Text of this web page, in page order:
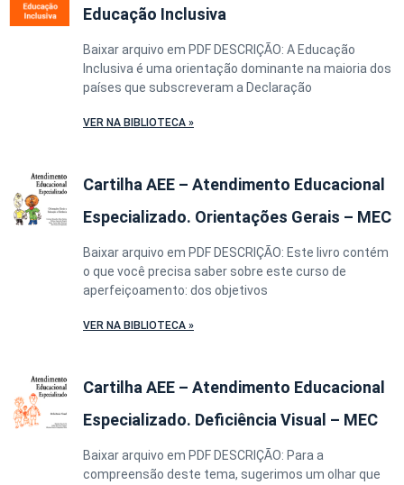
Educação Inclusiva
Baixar arquivo em PDF DESCRIÇÃO: A Educação
Inclusiva é uma orientação dominante na maioria dos
países que subscreveram a Declaração
VER NA BIBLIOTECA »
Cartilha AEE – Atendimento Educacional
Especializado. Orientações Gerais – MEC
Baixar arquivo em PDF DESCRIÇÃO: Este livro contém
o que você precisa saber sobre este curso de
aperfeiçoamento: dos objetivos
VER NA BIBLIOTECA »
Cartilha AEE – Atendimento Educacional
Especializado. Deficiência Visual – MEC
Baixar arquivo em PDF DESCRIÇÃO: Para a
compreensão deste tema, sugerimos um olhar que